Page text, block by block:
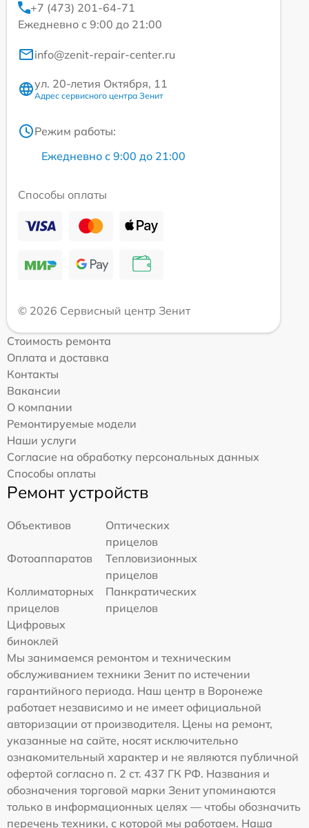
+7 (473) 201-64-71
Ежедневно с 9:00 до 21:00
info@zenit-repair-center.ru
ул. 20-летия Октября, 11
Адрес сервисного центра Зенит
Режим работы:
Ежедневно с 9:00 до 21:00
Способы оплаты
© 2026 Сервисный центр Зенит
Стоимость ремонта
Оплата и доставка
Контакты
Вакансии
О компании
Ремонтируемые модели
Наши услуги
Согласие на обработку персональных данных
Способы оплаты
Ремонт устройств
Объективов
Оптических
прицелов
Фотоаппаратов
Тепловизионных
прицелов
Коллиматорных
прицелов
Панкратических
прицелов
Цифровых
биноклей
Мы занимаемся ремонтом и техническим
обслуживанием техники Зенит по истечении
гарантийного периода. Наш центр в Воронеже
работает независимо и не имеет официальной
авторизации от производителя. Цены на ремонт,
указанные на сайте, носят исключительно
ознакомительный характер и не являются публичной
офертой согласно п. 2 ст. 437 ГК РФ. Названия и
обозначения торговой марки Зенит упоминаются
только в информационных целях — чтобы обозначить
перечень техники, с которой мы работаем. Наша